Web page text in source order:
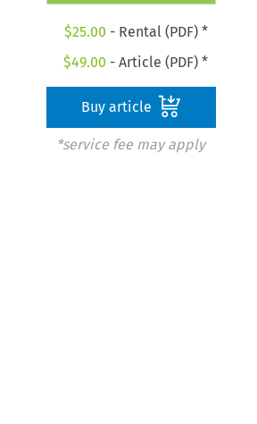
$25.00 - Rental (PDF) *
$49.00 - Article (PDF) *
Buy article
*service fee may apply